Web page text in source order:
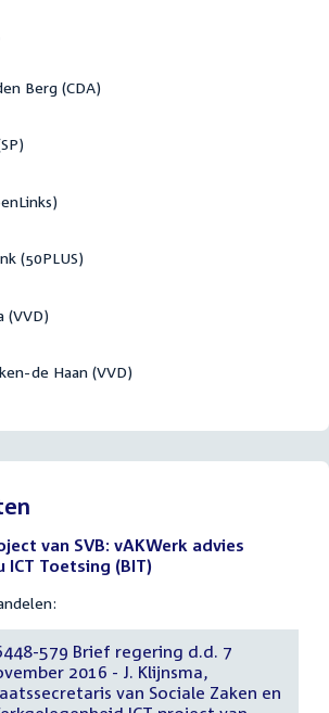
Berg (CDA)
(50PLUS)
(VVD)
de Haan (VVD)
van SVB: vAKWerk advies
ICT Toetsing (BIT)
579 Brief regering d.d. 7
2016 - J. Klijnsma,
van Sociale Zaken en